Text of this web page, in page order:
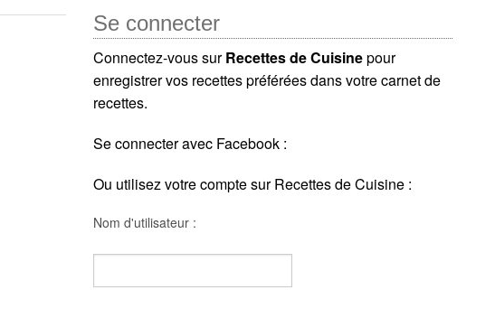
Se connecter
Connectez-vous surRecettes de Cuisinepour
enregistrer vos recettes préférées dans votre carnet de
recettes.
Se connecter avec Facebook :
Ou utilisez votre compte sur Recettes de Cuisine :
Nom d'utilisateur :